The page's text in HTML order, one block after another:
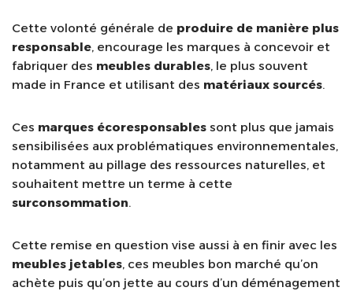
Cette volonté générale de produire de manière plus
responsable, encourage les marques à concevoir et
fabriquer des meubles durables, le plus souvent
made in France et utilisant des matériaux sourcés.
Ces marques écoresponsables sont plus que jamais
sensibilisées aux problématiques environnementales,
notamment au pillage des ressources naturelles, et
souhaitent mettre un terme à cette
surconsommation.
Cette remise en question vise aussi à en finir avec les
meubles jetables, ces meubles bon marché qu’on
achète puis qu’on jette au cours d’un déménagement